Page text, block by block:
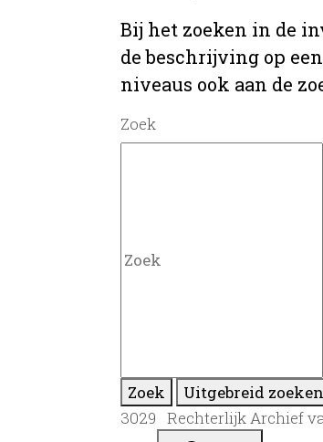
Bij het zoeken in de
de beschrijving op
niveaus ook aan de
Zoek
Zoek
Uitgebreid zoeken
3029 Rechterlijk Archief